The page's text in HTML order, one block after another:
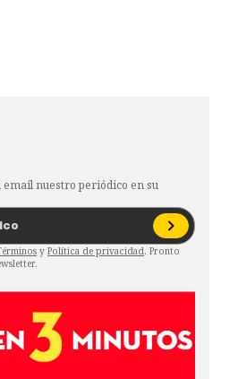
nuestro periódico en su
y Política de privacidad. Pronto